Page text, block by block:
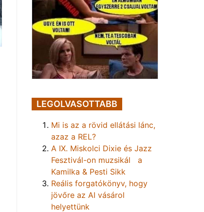
LEGOLVASOTTABB
Mi is az a rövid ellátási lánc,
azaz a REL?
A IX. Miskolci Dixie és Jazz
Fesztivál-on muzsikál a
Kamilka & Pesti Sikk
Reális forgatókönyv, hogy
jövőre az AI vásárol
helyettünk